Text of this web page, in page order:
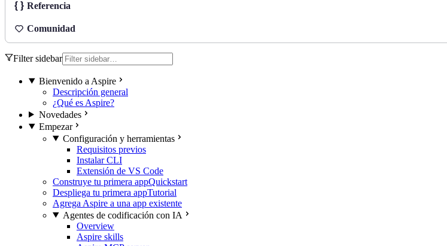
Referencia
Comunidad
Filter sidebar
Bienvenido a Aspire
Descripción general
¿Qué es Aspire?
Novedades
Empezar
Configuración y herramientas
Requisitos previos
Instalar CLI
Extensión de VS Code
Construye tu primera appQuickstart
Despliega tu primera appTutorial
Agrega Aspire a una app existente
Agentes de codificación con IA
Overview
Aspire skills